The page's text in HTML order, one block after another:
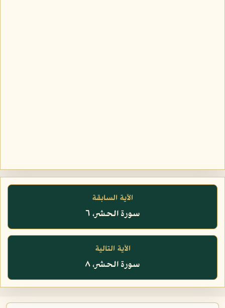
الآية السابقة
سورة الحشر، ٦
الآية التالية
سورة الحشر، ٨